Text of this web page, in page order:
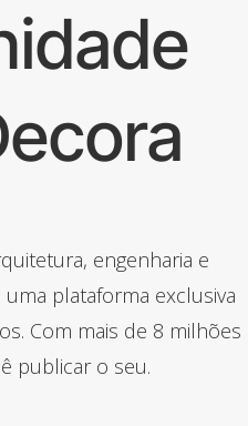
engenharia e
plataforma exclusiva
Com mais de 8 milhões
publicar o seu.